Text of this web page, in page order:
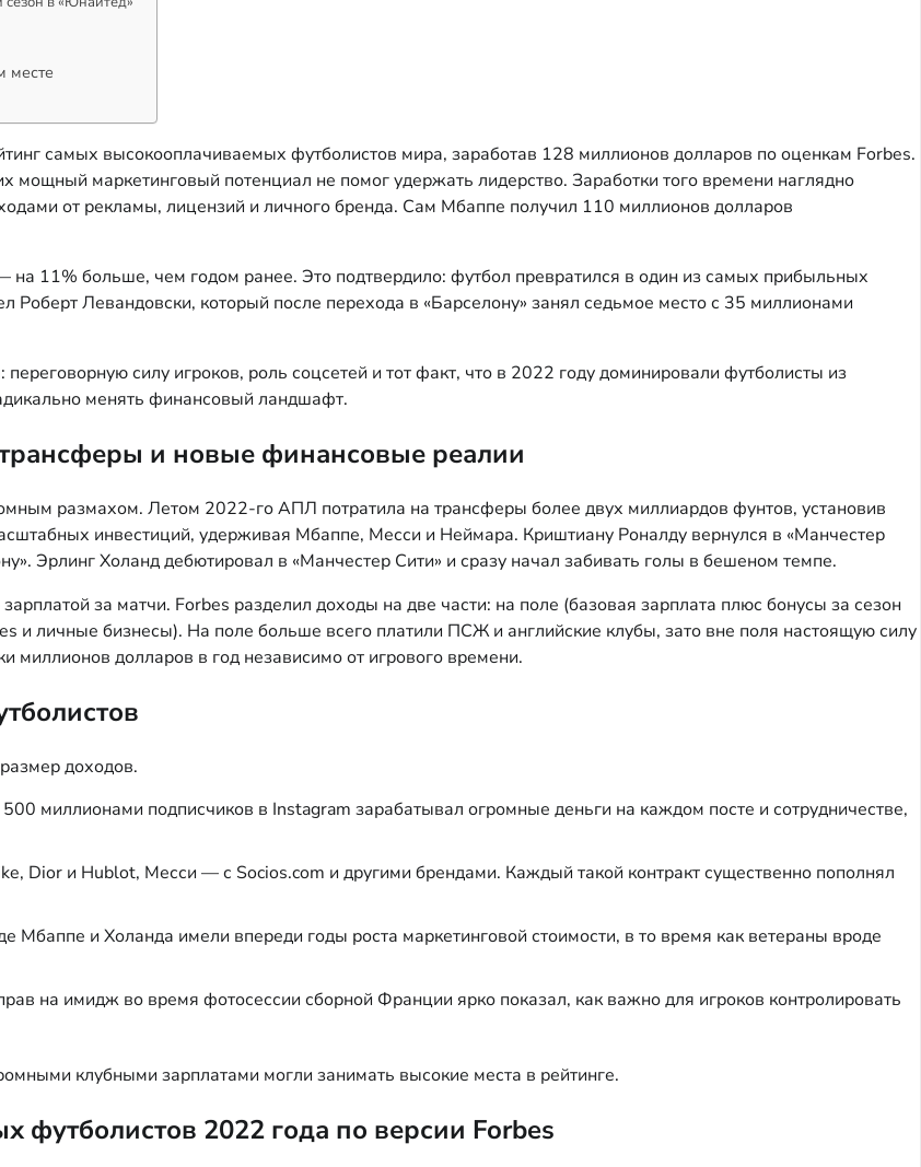
месте
самых высокооплачиваемых футболистов мира, заработав 128 миллионов долларов по оценкам Forbes.
маркетинговый потенциал не помог удержать лидерство. Заработки того времени наглядно
от рекламы, лицензий и личного бренда. Сам Мбаппе получил 110 миллионов долларов
11% больше, чем годом ранее. Это подтвердило: футбол превратился в один из самых прибыльных
Роберт Левандовски, который после перехода в «Барселону» занял седьмое место с 35 миллионами
силу игроков, роль соцсетей и тот факт, что в 2022 году доминировали футболисты из
менять финансовый ландшафт.
и новые финансовые реалии
размахом. Летом 2022-го АПЛ потратила на трансферы более двух миллиардов фунтов, установив
инвестиций, удерживая Мбаппе, Месси и Неймара. Криштиану Роналду вернулся в «Манчестер
Эрлинг Холанд дебютировал в «Манчестер Сити» и сразу начал забивать голы в бешеном темпе.
за матчи. Forbes разделил доходы на две части: на поле (базовая зарплата плюс бонусы за сезон
и личные бизнесы). На поле больше всего платили ПСЖ и английские клубы, зато вне поля настоящую силу
долларов в год независимо от игрового времени.
доходов.
миллионами подписчиков в Instagram зарабатывал огромные деньги на каждом посте и сотрудничестве,
Dior и Hublot, Месси — с Socios.com и другими брендами. Каждый такой контракт существенно пополнял
и Холанда имели впереди годы роста маркетинговой стоимости, в то время как ветераны вроде
на имидж во время фотосессии сборной Франции ярко показал, как важно для игроков контролировать
клубными зарплатами могли занимать высокие места в рейтинге.
футболистов 2022 года по версии Forbes